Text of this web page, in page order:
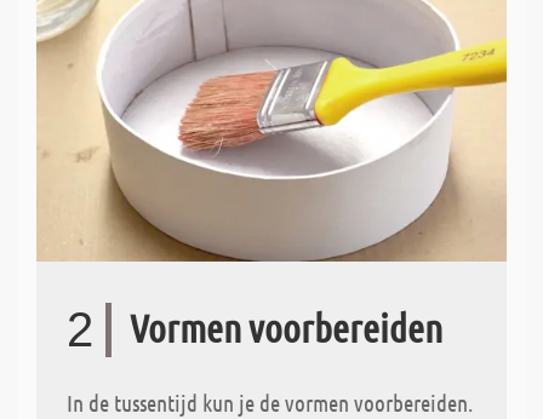
2 Vormen voorbereiden
In de tussentijd kun je de vormen voorbereiden.